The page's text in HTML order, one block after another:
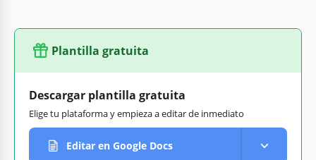
Plantilla gratuita
Descargar plantilla gratuita
Elige tu plataforma y empieza a editar de inmediato
Editar en Google Docs